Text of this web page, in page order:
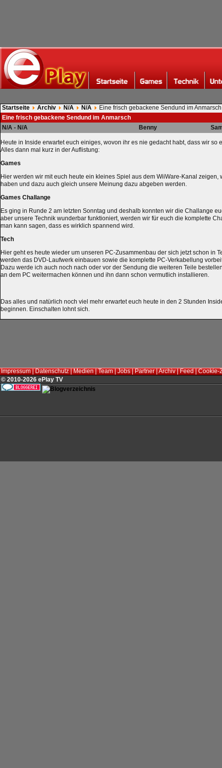
Startseite Archiv N/A N/A
Eine frisch gebackene Sendund im Anmarsch
Eine frisch gebackene Sendund im Anmarsch
N/A - N/A
Benny
Heute in Inside erwartet euch einiges, wovon ihr es nie gedacht habt, dass wir so
Alles dann mal kurz in der Auflistung:
Games
Hier werden wir mit euch heute ein kleines Spiel aus dem WiiWare-Kanal zeigen,
haben und dazu auch gleich unsere Meinung dazu abgeben werden.
Games Challange
Es ging in Runde 2 am letzten Sonntag und deshalb konnten wir die Challange
aber unsere Technik wunderbar funktioniert, werden wir für euch die komplette
man kann sagen, dass es wirklich spannend wird.
Tech
Hier geht es heute wieder um unseren PC-Zusammenbau der sich jetzt schon in
werden das DVD-Laufwerk einbauen sowie die komplette PC-Verkabellung
Dazu werde ich auch noch nach oder vor der Sendung die weiteren Teile
an dem PC weitermachen können und ihn dann schon vermutlich installieren.
Das alles und natürlich noch viel mehr erwartet euch heute in den 2 Stunden
beginnen. Einschalten lohnt sich.
Impressum|Datenschutz|Medien|Team|Jobs|Partner|Archiv|Feed|Cookie-
© 2010-2026 ePlay TV